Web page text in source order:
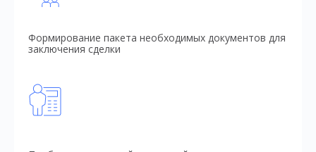
Формирование пакета необходимых документов для
заключения сделки